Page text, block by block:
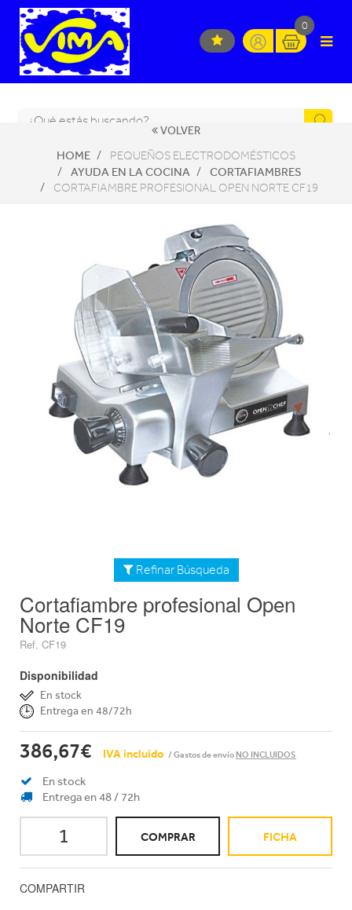
0
VOLVER
HOME PEQUEÑOS ELECTRODOMÉSTICOS
AYUDA EN LA COCINA CORTAFIAMBRES
CORTAFIAMBRE PROFESIONAL OPEN NORTE CF19
Refinar Búsqueda
Cortafiambre profesional Open
Norte CF19
Ref. CF19
Disponibilidad
En stock
Entrega en 48/72h
386,67€ IVA incluido / Gastos de envíoNO INCLUIDOS
En stock
Entrega en 48 / 72h
COMPRAR FICHA
COMPARTIR